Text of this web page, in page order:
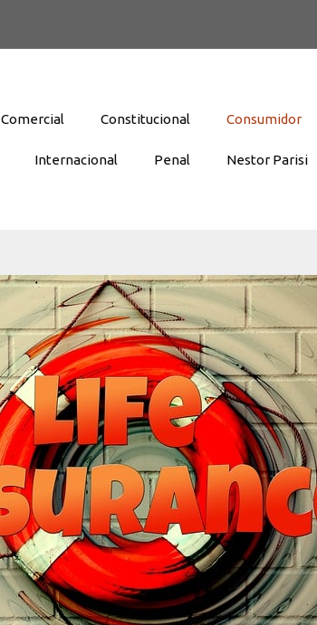
Comercial Constitucional Consumidor
Internacional Penal Nestor Parisi